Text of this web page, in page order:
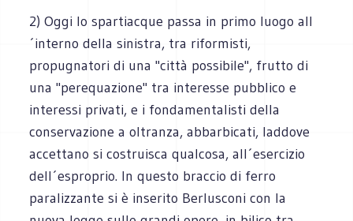
2) Oggi lo spartiacque passa in primo luogo all
´interno della sinistra, tra riformisti,
propugnatori di una "città possibile", frutto di
una "perequazione" tra interesse pubblico e
interessi privati, e i fondamentalisti della
conservazione a oltranza, abbarbicati, laddove
accettano si costruisca qualcosa, all´esercizio
dell´esproprio. In questo braccio di ferro
paralizzante si è inserito Berlusconi con la